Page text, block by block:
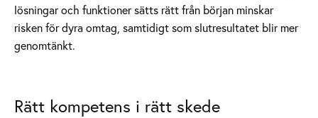
lösningar och funktioner sätts rätt från början minskar
risken för dyra omtag, samtidigt som slutresultatet blir mer
genomtänkt.
Rätt kompetens i rätt skede